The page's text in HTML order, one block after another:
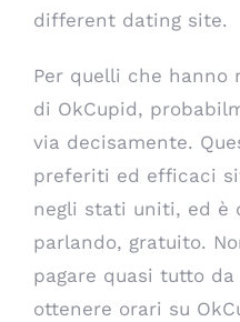
different dating site.
Per quelli che hanno
di OkCupid,
via decisamente.
preferiti ed efficaci
negli stati uniti, ed è
parlando, gratuito.
pagare quasi tutto
ottenere orari su